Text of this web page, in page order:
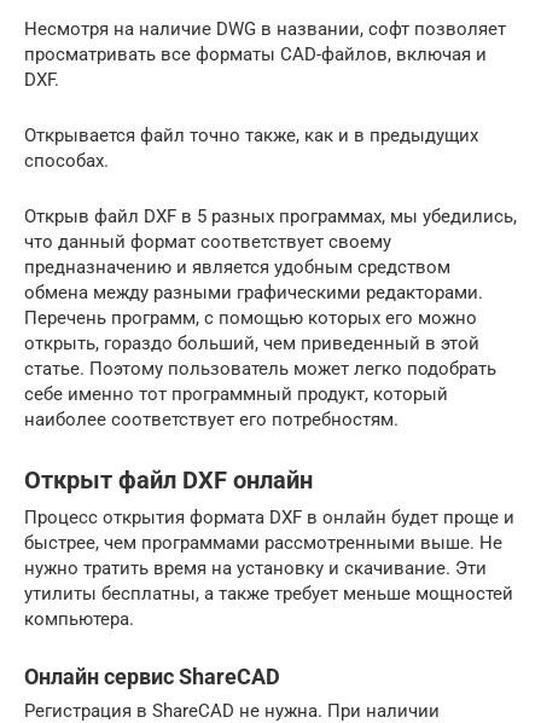
Несмотря на наличие DWG в названии, софт позволяет
просматривать все форматы CAD-файлов, включая и
DXF.
Открывается файл точно также, как и в предыдущих
способах.
Открыв файл DXF в 5 разных программах, мы убедились,
что данный формат соответствует своему
предназначению и является удобным средством
обмена между разными графическими редакторами.
Перечень программ, с помощью которых его можно
открыть, гораздо больший, чем приведенный в этой
статье. Поэтому пользователь может легко подобрать
себе именно тот программный продукт, который
наиболее соответствует его потребностям.
Открыт файл DXF онлайн
Процесс открытия формата DXF в онлайн будет проще и
быстрее, чем программами рассмотренными выше. Не
нужно тратить время на установку и скачивание. Эти
утилиты бесплатны, а также требует меньше мощностей
компьютера.
Онлайн сервис ShareCAD
Регистрация в ShareCAD не нужна. При наличии